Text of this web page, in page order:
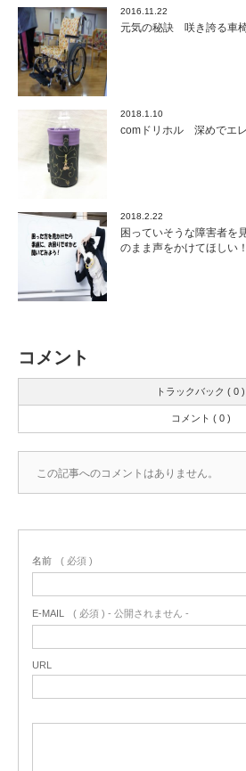
2016.11.22
元気の秘訣 咲き誇る車
2018.1.10
comドリホル 深めでエレ
2018.2.22
困っていそうな障害者を
のまま声をかけてほしい！
コメント
トラックバック ( 0 )
コメント ( 0 )
この記事へのコメントはありません。
名前 ( 必須 )
E-MAIL ( 必須 ) - 公開されません -
URL